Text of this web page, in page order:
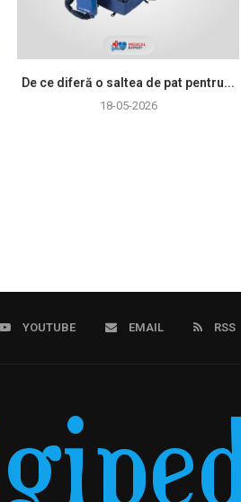
De ce diferă o saltea de pat pentru...
18-05-2026
YOUTUBE EMAIL RSS